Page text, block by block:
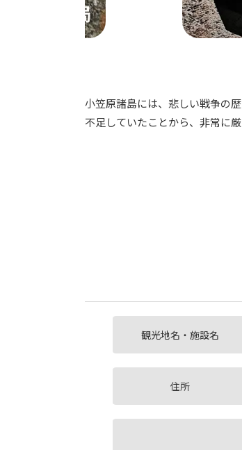
小笠原諸島には、悲しい戦争の
不足していたことから、非常に
観光地名・施設名
住所